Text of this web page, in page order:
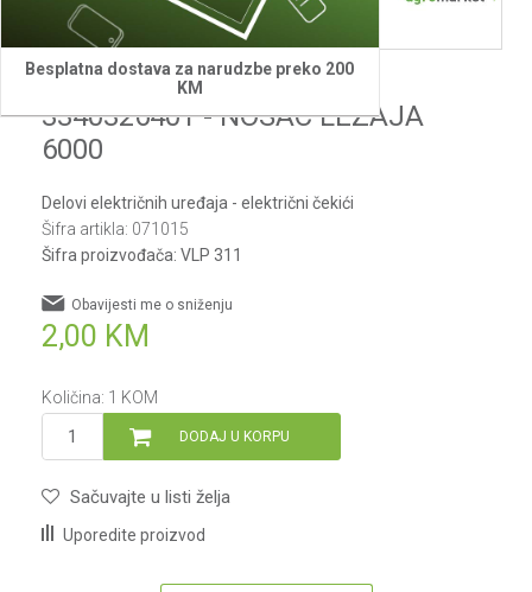
Besplatna dostava za narudzbe preko 200
KM
Villager
3340326401 - NOSAC LEZAJA
6000
Delovi električnih uređaja - električni čekići
Šifra artikla: 071015
Šifra proizvođača: VLP 311
2,00 KM
Obavijesti me o sniženju
Količina: 1 KOM
DODAJ U KORPU
Sačuvajte u listi želja
Uporedite proizvod